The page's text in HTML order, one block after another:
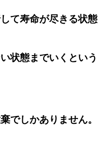
て寿命が尽きる状態
状態までいくという
でしかありません。